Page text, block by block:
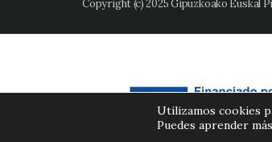
Copyright (c) 2025 Gipuzkoako Euskal
Utilizamos cookies
Puedes aprender